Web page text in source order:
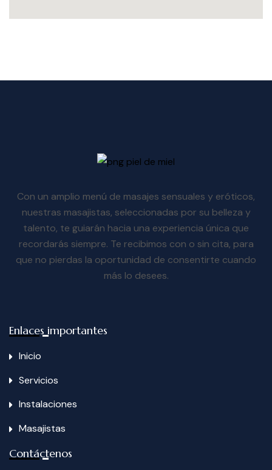
Con un amplio menú de masajes sensuales y eróticos,
nuestras masajistas, seleccionadas por su belleza y
talento, te guiarán hacia una experiencia única que
recordarás siempre. Te recibimos con o sin cita, para
que no pierdas la oportunidad de consentirte cuando
más lo desees.
Enlaces importantes
Inicio
Servicios
Instalaciones
Masajistas
Contáctenos